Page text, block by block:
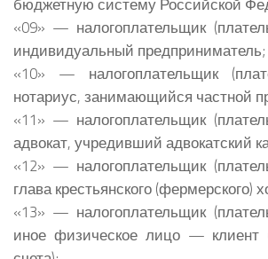
«09» — налогоплательщик
индивидуальный предприниматель;
«10» — налогоплательщик
нотариус, занимающийся частной
«11» — налогоплательщик
адвокат, учредивший адвокатский
«12» — налогоплательщик
глава крестьянского (фермерского)
«13» — налогоплательщик
иное физическое лицо — клиент